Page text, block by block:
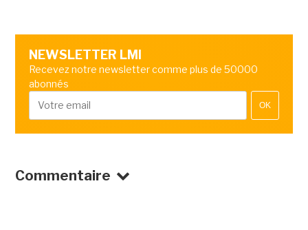
NEWSLETTER LMI
Recevez notre newsletter comme plus de 50000
abonnés
OK
Commentaire